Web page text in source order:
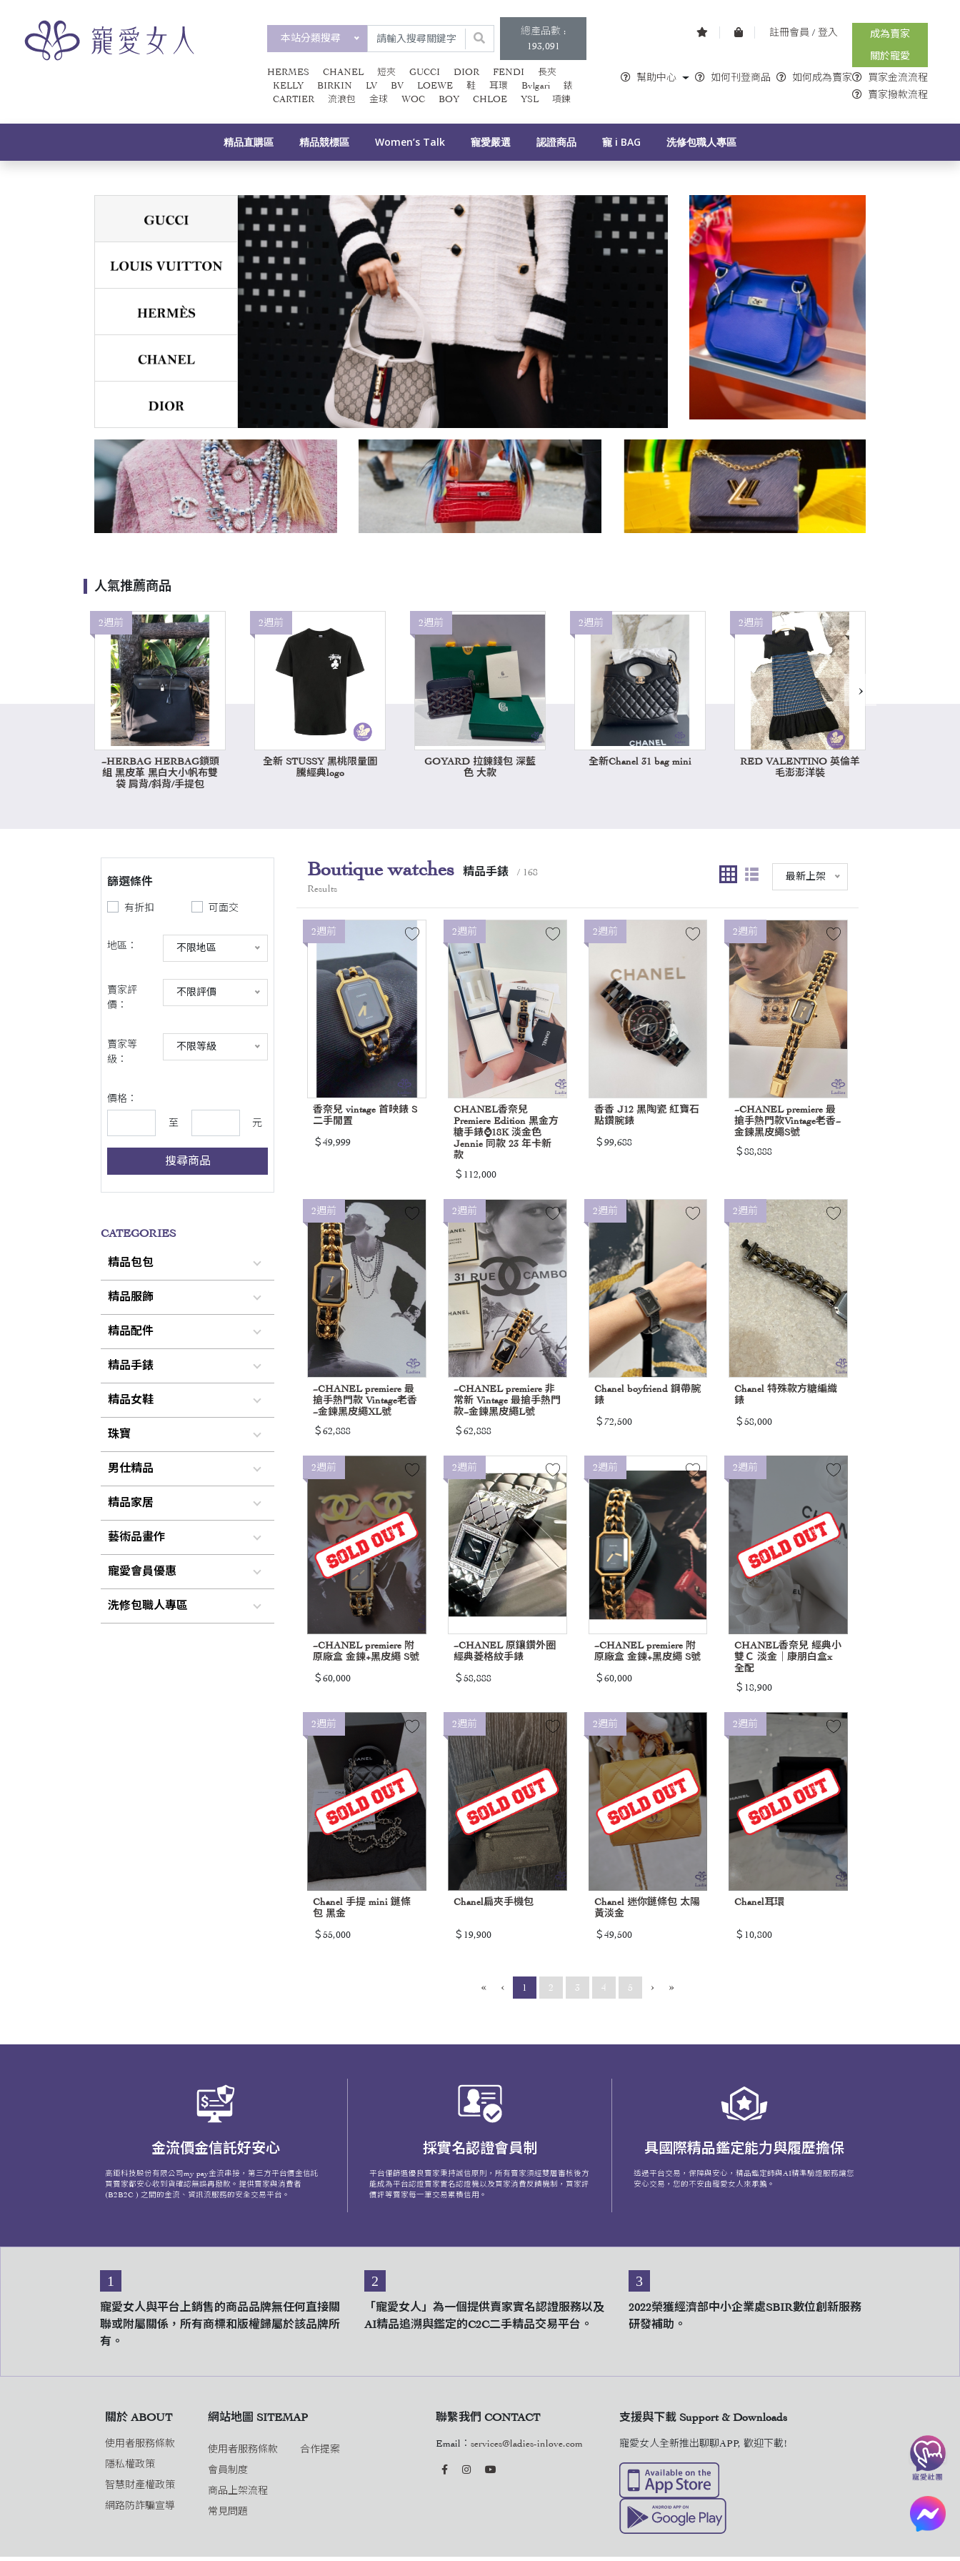
本站分類搜尋
總產品數 :
193,091
HERMES CHANEL 短夾 GUCCI DIOR FENDI
長夾
KELLY
BIRKIN LV BV LOEWE 鞋 耳環 Bvlgari
錶
CARTIER
流浪包 金球 WOC BOY CHLOE YSL 項鍊
註冊會員 / 登入
成為賣家
關於寵愛
幫助中心
如何刊登商品 如何成為賣家
買家金流流程
賣家撥款流程
精品直購區 精品競標區 Women’s Talk 寵愛嚴選 認證商品 寵 i BAG 洗修包職人專區
人氣推薦商品
2週前
~HERBAG HERBAG鎖頭
組 黑皮革 黑白大小帆布雙
袋 肩背/斜背/手提包
2週前
全新 STUSSY 黑桃限量圖
騰經典logo
2週前
GOYARD 拉鍊錢包 深藍
色 大款
2週前
全新Chanel 31 bag mini
2週前
RED VALENTINO 英倫羊
毛澎澎洋裝
›
篩選條件
有折扣 可面交
地區： 不限地區
賣家評
價：
不限評價
賣家等
級：
不限等級
價格：
至 元
搜尋商品
CATEGORIES
精品包包
精品服飾
精品配件
精品手錶
精品女鞋
珠寶
男仕精品
精品家居
藝術品畫作
寵愛會員優惠
洗修包職人專區
Boutique watches 精品手錶
/ 168
Results
最新上架
2週前
香奈兒 vintage 首映錶 S
二手閒置
＄49,999
2週前
CHANEL香奈兒
Premiere Edition 黑金方
糖手錶⌚️18K 淡金色
Jennie 同款 23 年卡新
款
＄112,000
2週前
香香 J12 黑陶瓷 紅寶石
點鑽腕錶
＄99,688
2週前
~CHANEL premiere 最
搶手熱門款Vintage老香~
金鍊黑皮繩S號
＄88,888
2週前
~CHANEL premiere 最
搶手熱門款 Vintage老香
~金鍊黑皮繩XL號
＄62,888
2週前
~CHANEL premiere 非
常新 Vintage 最搶手熱門
款~金鍊黑皮繩L號
＄62,888
2週前
Chanel boyfriend 鋼帶腕
錶
＄72,500
2週前
Chanel 特殊款方糖編織
錶
＄58,000
2週前
~CHANEL premiere 附
原廠盒 金鍊+黑皮繩 S號
＄60,000
2週前
~CHANEL 原鑲鑽外圈
經典菱格紋手錶
＄58,888
2週前
~CHANEL premiere 附
原廠盒 金鍊+黑皮繩 S號
＄60,000
2週前
CHANEL香奈兒 經典小
雙Ｃ 淡金｜康朋白盒x
全配
＄18,900
2週前
Chanel 手提 mini 鏈條
包 黑金
＄55,000
2週前
Chanel扁夾手機包
＄19,900
2週前
Chanel 迷你鏈條包 太陽
黃淡金
＄49,500
2週前
Chanel耳環
＄10,800
« ‹ 1 (current)
2 3 4 5 › »
金流價金信託好安心
高鉅科技股份有限公司my pay金流串接，第三方平台價金信託
買賣家都安心收到貨確認無誤再撥款。提供賣家與消費者
(B2B2C ) 之間的金流、資訊流服務的安全交易平台。
採實名認證會員制
平台僅篩選優良賣家秉持誠信原則，所有賣家須經雙層審核後方
能成為平台認證賣家實名認證機以及買家消費反饋機制，買家評
價評等賣家每一筆交易累積信用。
具國際精品鑑定能力與履歷擔保
透過平台交易，保障與安心，精品鑑定師與AI精準驗證服務讓您
安心交易，您的不安由寵愛女人來承擔。
1
寵愛女人與平台上銷售的商品品牌無任何直接關
聯或附屬關係，所有商標和版權歸屬於該品牌所
有。
2
「寵愛女人」為一個提供賣家實名認證服務以及
AI精品追溯與鑑定的C2C二手精品交易平台。
3
2022榮獲經濟部中小企業處SBIR數位創新服務
研發補助。
關於 ABOUT
使用者服務條款
隱私權政策
智慧財產權政策
網路防詐騙宣導
網站地圖 SITEMAP
使用者服務條款
會員制度
商品上架流程
常見問題
合作提案
聯繫我們 CONTACT
Email： services@ladies-inlove.com
支援與下載 Support & Downloads
寵愛女人全新推出聊聊APP, 歡迎下載!